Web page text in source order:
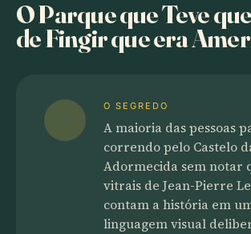
O Parque que Teve
de Fingir que era
O SEGREDO
A maioria das pessoas
correndo pelo Castelo
Adormecida sem notar
vitrais de Jean-Pierre
contam a história em
linguagem visual